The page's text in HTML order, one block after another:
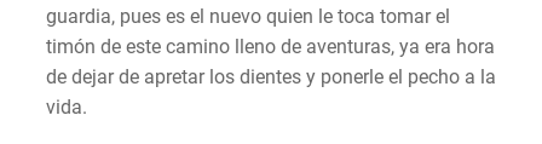
guardia, pues es el nuevo quien le toca tomar el
timón de este camino lleno de aventuras, ya era hora
de dejar de apretar los dientes y ponerle el pecho a la
vida.